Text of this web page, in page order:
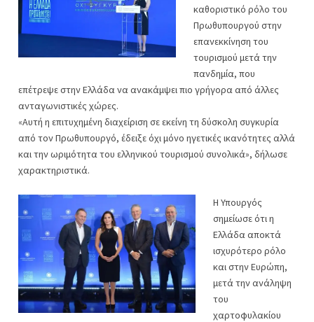
καθοριστικό ρόλο του
Πρωθυπουργού στην
επανεκκίνηση του
τουρισμού μετά την
πανδημία, που
επέτρεψε στην Ελλάδα να ανακάμψει πιο γρήγορα από άλλες
ανταγωνιστικές χώρες.
«Αυτή η επιτυχημένη διαχείριση σε εκείνη τη δύσκολη συγκυρία
από τον Πρωθυπουργό, έδειξε όχι μόνο ηγετικές ικανότητες αλλά
και την ωριμότητα του ελληνικού τουρισμού συνολικά», δήλωσε
χαρακτηριστικά.
Η Υπουργός
σημείωσε ότι η
Ελλάδα αποκτά
ισχυρότερο ρόλο
και στην Ευρώπη,
μετά την ανάληψη
του
χαρτοφυλακίου